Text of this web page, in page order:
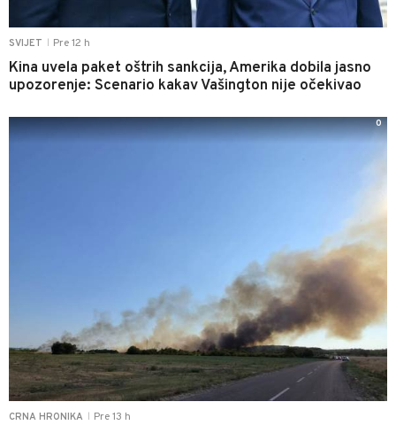
SVIJET Pre 12 h
Kina uvela paket oštrih sankcija, Amerika dobila jasno
upozorenje: Scenario kakav Vašington nije očekivao
CRNA HRONIKA Pre 13 h
0